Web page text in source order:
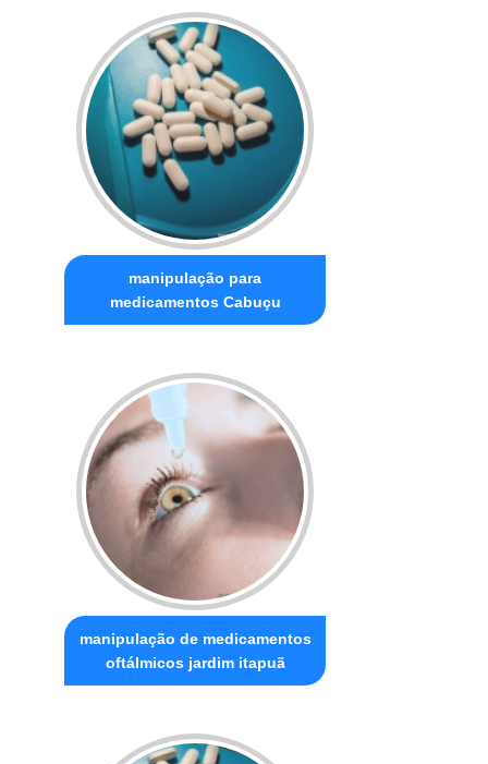
manipulação para
medicamentos Cabuçu
manipulação de medicamentos
oftálmicos jardim itapuã